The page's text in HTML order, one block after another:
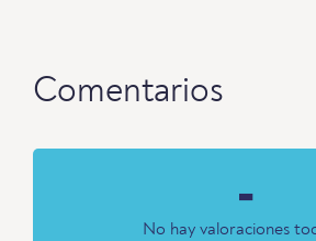
Comentarios
-
No hay valoraciones